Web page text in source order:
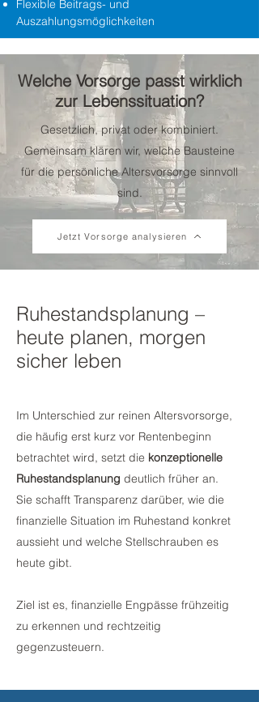
Flexible Beitrags- und
Auszahlungsmöglichkeiten
Welche Vorsorge passt wirklich
zur Lebenssituation?
Gesetzlich, privat oder kombiniert.
Gemeinsam klären wir, welche Bausteine
für die persönliche Altersvorsorge sinnvoll
sind.
Jetzt Vorsorge analysieren
Ruhestandsplanung –
heute planen, morgen
sicher leben
Im Unterschied zur reinen Altersvorsorge,
die häufig erst kurz vor Rentenbeginn
betrachtet wird, setzt die konzeptionelle
Ruhestandsplanung deutlich früher an.
Sie schafft Transparenz darüber, wie die
finanzielle Situation im Ruhestand konkret
aussieht und welche Stellschrauben es
heute gibt.
Ziel ist es, finanzielle Engpässe frühzeitig
zu erkennen und rechtzeitig
gegenzusteuern.